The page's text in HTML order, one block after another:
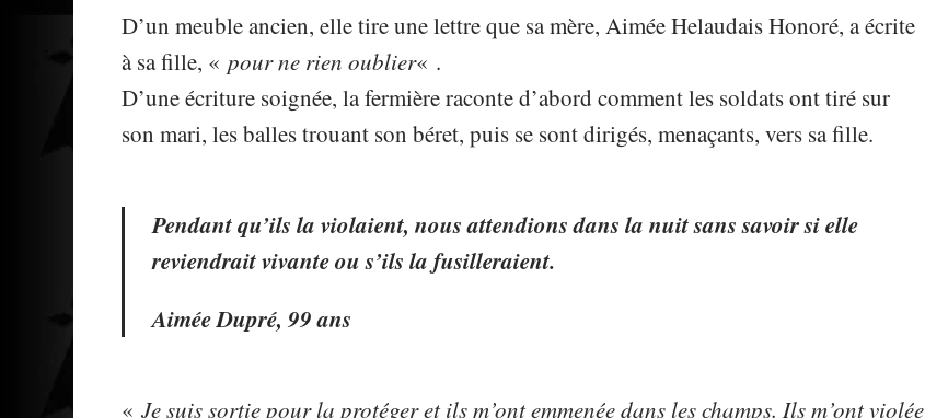
D’un meuble ancien, elle tire une lettre que sa mère, Aimée Helaudais Honoré, a écrite
à sa fille, «pour ne rien oublier« .
D’une écriture soignée, la fermière raconte d’abord comment les soldats ont tiré sur
son mari, les balles trouant son béret, puis se sont dirigés, menaçants, vers sa fille.
Pendant qu’ils la violaient, nous attendions dans la nuit sans savoir si elle
reviendrait vivante ou s’ils la fusilleraient.
Aimée Dupré, 99 ans
«Je suis sortie pour la protéger et ils m’ont emmenée dans les champs. Ils m’ont violée